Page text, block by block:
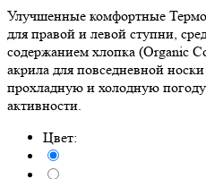
Улучшенные комфортные
для правой и левой ступни,
содержанием хлопка (Organic
акрила для повседневной
прохладную и холодную
активности.
Цвет: